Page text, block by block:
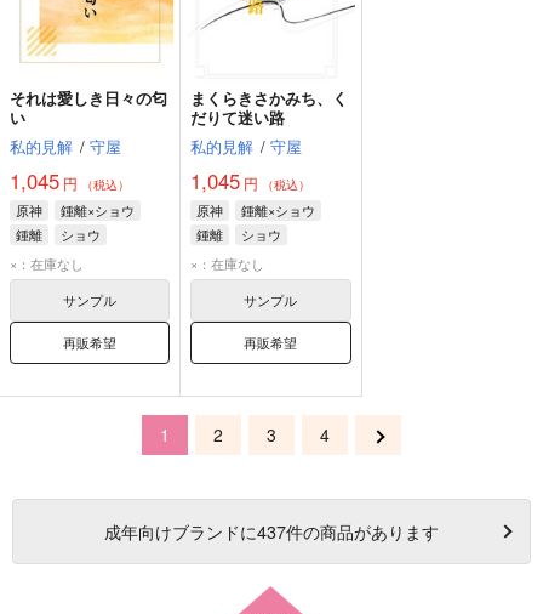
それは愛しき日々の匂
い
私的見解 / 守屋
1,045 円 （税込）
原神
鍾離×ショウ
鍾離
ショウ
×：在庫なし
サンプル
再販希望
まくらきさかみち、く
だりて迷い路
私的見解 / 守屋
1,045 円 （税込）
原神
鍾離×ショウ
鍾離
ショウ
×：在庫なし
サンプル
再販希望
1 2 3 4
成年向けブランドに437件の商品があります